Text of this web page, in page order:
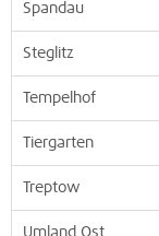
Spandau
Steglitz
Tempelhof
Tiergarten
Treptow
Umland Ost